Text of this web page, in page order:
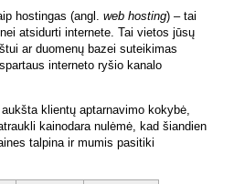
hostingas (angl. web hosting) – tai
atsidurti internete. Tai vietos jūsų
ar duomenų bazei suteikimas
interneto ryšio kanalo
klientų aptarnavimo kokybė,
kainodara nulėmė, kad šiandien
talpina ir mumis pasitiki